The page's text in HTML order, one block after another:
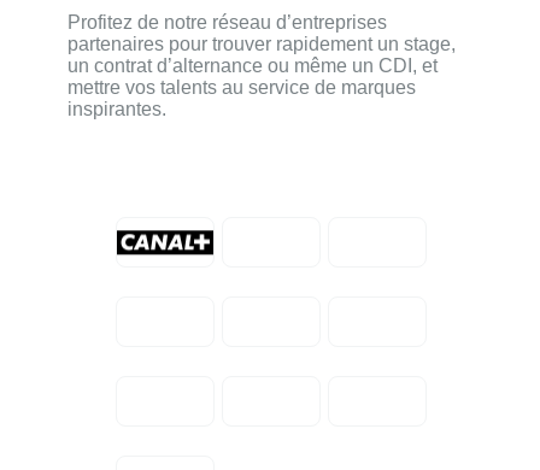
Profitez de notre réseau d’entreprises
partenaires pour trouver rapidement un stage,
un contrat d’alternance ou même un CDI, et
mettre vos talents au service de marques
inspirantes.